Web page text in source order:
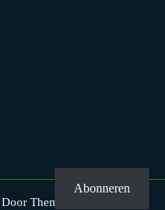
Door Themesglance
Abonneren